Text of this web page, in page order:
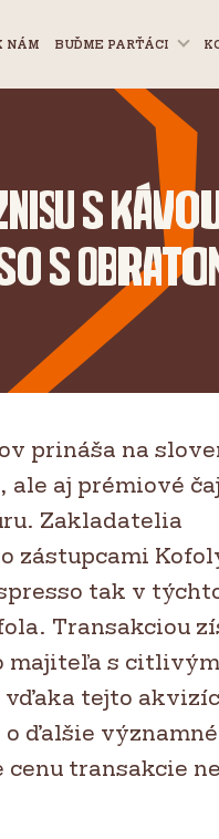
NÁM BUĎME PARŤÁCI
s
s
prináša na
ale aj prémiové
Zakladatelia
zástupcami
tak v
Transakciou
majiteľa s citlivým
vďaka tejto
ďalšie významné
transakcie